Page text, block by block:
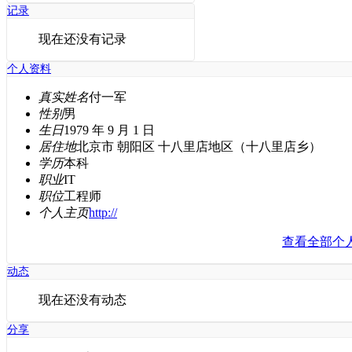
记录
现在还没有记录
个人资料
真实姓名付一军
性别男
生日1979 年 9 月 1 日
居住地北京市 朝阳区 十八里店地区（十八里店乡）
学历本科
职业IT
职位工程师
个人主页http://
查看全部个
动态
现在还没有动态
分享